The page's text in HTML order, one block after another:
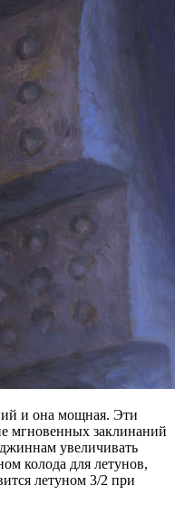
и она мощная. Эти
мгновенных заклинаний
увеличивать
колода для летунов,
летуном 3/2 при